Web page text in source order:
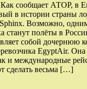
сообщает АТОР, в
в истории страны
Возможно,
станут полёты в
собой дочернюю
EgyptAir.
и международные
сделать весьма […]